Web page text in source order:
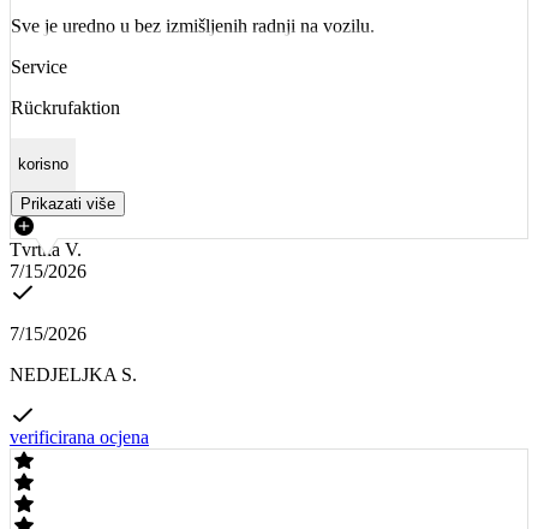
Sve je uredno u bez izmišljenih radnji na vozilu.
Service
Rückrufaktion
korisno
Prikazati više
Tvrtka V.
7/15/2026
7/15/2026
NEDJELJKA S.
verificirana ocjena